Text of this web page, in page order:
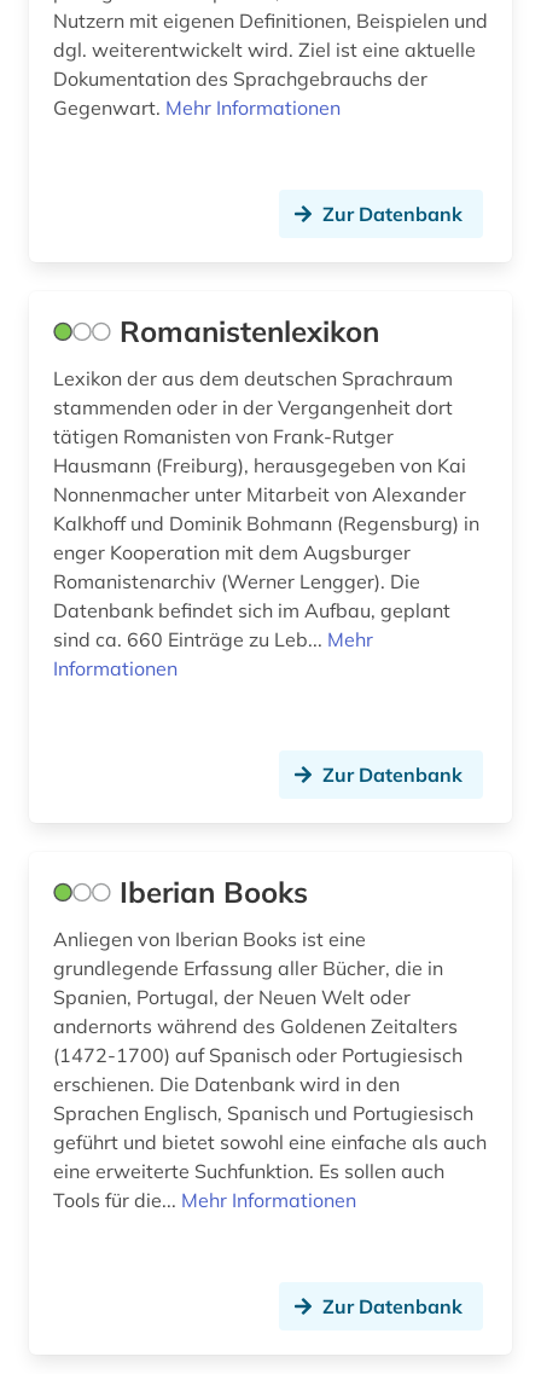
übersetzung (1)
Nutzern mit eigenen Definitionen, Beispielen und
dgl. weiterentwickelt wird. Ziel ist eine aktuelle
Dokumentation des Sprachgebrauchs der
Gegenwart. Mehr Informationen
Zur Datenbank
Romanistenlexikon
Lexikon der aus dem deutschen Sprachraum
stammenden oder in der Vergangenheit dort
tätigen Romanisten von Frank-Rutger
Hausmann (Freiburg), herausgegeben von Kai
Nonnenmacher unter Mitarbeit von Alexander
Kalkhoff und Dominik Bohmann (Regensburg) in
enger Kooperation mit dem Augsburger
Romanistenarchiv (Werner Lengger). Die
Datenbank befindet sich im Aufbau, geplant
sind ca. 660 Einträge zu Leb... Mehr
Informationen
Zur Datenbank
Iberian Books
Anliegen von Iberian Books ist eine
grundlegende Erfassung aller Bücher, die in
Spanien, Portugal, der Neuen Welt oder
andernorts während des Goldenen Zeitalters
(1472-1700) auf Spanisch oder Portugiesisch
erschienen. Die Datenbank wird in den
Sprachen Englisch, Spanisch und Portugiesisch
geführt und bietet sowohl eine einfache als auch
eine erweiterte Suchfunktion. Es sollen auch
Tools für die... Mehr Informationen
Zur Datenbank